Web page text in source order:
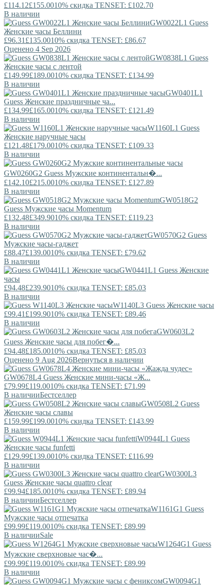
£114.12£155.0010% скидка TENSET: £102.70
В наличии
GW0022L1 Guess
Женские часы Беллини
£96.31 £135.0010% скидка TENSET: £86.67
Оценено 4 Sep 2026
GW0838L1 Guess
Женские часы с лентой
£149.99£189.0010% скидка TENSET: £134.99
В наличии
GW0401L1
Guess Женские праздничные ча...
£134.99£165.0010% скидка TENSET: £121.49
В наличии
W1160L1 Guess
Женские наручные часы
£121.48£179.0010% скидка TENSET: £109.33
В наличии
GW0260G2 Guess Мужские континентальн�...
£142.10£215.0010% скидка TENSET: £127.89
В наличии
GW0518G2
Guess Мужские часы Momentum
£132.48£349.9010% скидка TENSET: £119.23
В наличии
GW0570G2 Guess
Мужские часы-гаджет
£88.47£139.0010% скидка TENSET: £79.62
В наличии
GW0441L1 Guess Женские
часы
£94.48£239.9010% скидка TENSET: £85.03
В наличии
W1140L3 Guess Женские часы
£99.41 £199.9010% скидка TENSET: £89.46
В наличии
GW0603L2
Guess Женские часы для побег�...
£94.48£185.0010% скидка TENSET: £85.03
Оценено 9 Aug 2026Вернуться в наличии
GW0678L4 Guess Женские мини-часы «Ж...
£79.99£119.0010% скидка TENSET: £71.99
В наличииБестселлер
GW0508L2 Guess
Женские часы славы
£159.99£199.0010% скидка TENSET: £143.99
В наличии
W0944L1 Guess
Женские часы funfetti
£129.99£139.0010% скидка TENSET: £116.99
В наличии
GW0300L3
Guess Женские часы quattro clear
£99.94£185.0010% скидка TENSET: £89.94
В наличииБестселлер
W1161G1 Guess
Мужские часы отпечатка
£99.99£119.0010% скидка TENSET: £89.99
В наличииSale
W1264G1 Guess
Мужские сверхновые час�...
£99.99£119.0010% скидка TENSET: £89.99
В наличии
GW0094G1